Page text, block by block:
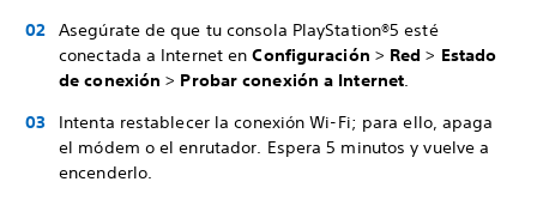
Asegúrate de que tu consola PlayStation®5 esté
conectada a Internet enConfiguración > Red > Estado
de conexión > Probar conexión a Internet.
Intenta restablecer la conexión Wi-Fi; para ello, apaga
el módem o el enrutador. Espera 5 minutos y vuelve a
encenderlo.